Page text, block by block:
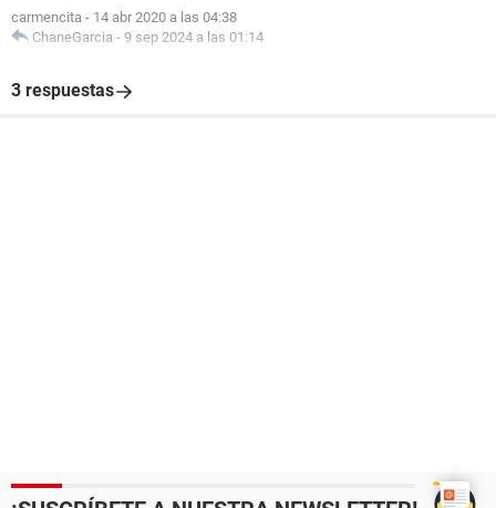
carmencita - 14 abr 2020 a las 04:38
ChaneGarcia - 9 sep 2024 a las 01:14
3 respuestas